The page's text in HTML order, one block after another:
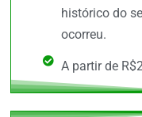
histórico do
ocorreu.
A partir de